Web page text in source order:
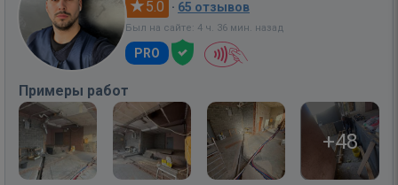
5.0 · 65 отзывов
Был на сайте: 4 ч. 36 мин. назад
PRO
Примеры работ
+48